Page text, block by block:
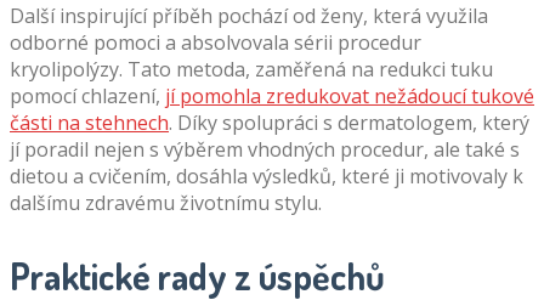
Další inspirující příběh pochází od ženy, která využila
odborné pomoci a absolvovala sérii procedur
kryolipolýzy. Tato metoda, zaměřená na redukci tuku
pomocí chlazení, jí pomohla zredukovat nežádoucí tukové
části na stehnech. Díky spolupráci s dermatologem, který
jí poradil nejen s výběrem vhodných procedur, ale také s
dietou a cvičením, dosáhla výsledků, které ji motivovaly k
dalšímu zdravému životnímu stylu.
Praktické rady z úspěchů